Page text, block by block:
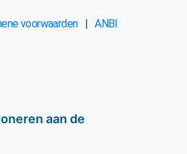
voorwaarden|ANBI
aan de